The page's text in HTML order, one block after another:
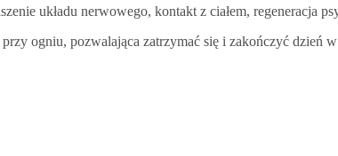
układu nerwowego, kontakt z ciałem, regeneracja
ogniu, pozwalająca zatrzymać się i zakończyć dzień